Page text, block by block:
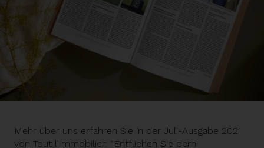
Mehr über uns erfahren Sie in der Juli-Ausgabe 2021
von Tout l’Immobilier: “Entfliehen Sie dem